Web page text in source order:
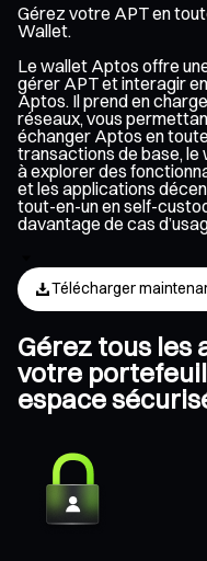
Gérez votre APT en
Wallet.
Le wallet Aptos offre
gérer APT et interagir
Aptos. Il prend en
réseaux, vous
échanger Aptos en
transactions de base,
à explorer des
et les applications
tout-en-un en self-
davantage de cas
Télécharger
Gérez tous les
votre
espace